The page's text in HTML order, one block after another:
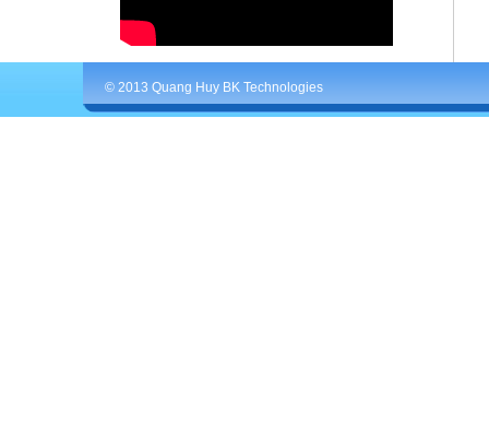
© 2013 Quang Huy BK Technologies